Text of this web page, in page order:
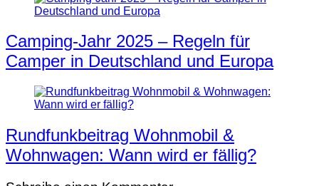
Camping-Jahr 2025 – Regeln für
Camper in Deutschland und Europa
Rundfunkbeitrag Wohnmobil &
Wohnwagen: Wann wird er fällig?